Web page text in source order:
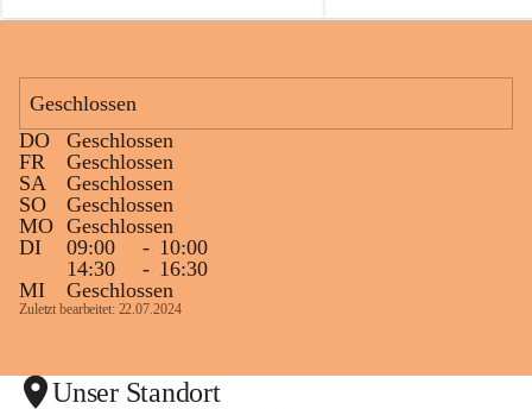
Geschlossen
DO
Geschlossen
FR
Geschlossen
SA
Geschlossen
SO
Geschlossen
MO Geschlossen
DI
09:00 - 10:00
14:30
- 16:30
MI
Geschlossen
Zuletzt bearbeitet: 22.07.2024
Unser Standort